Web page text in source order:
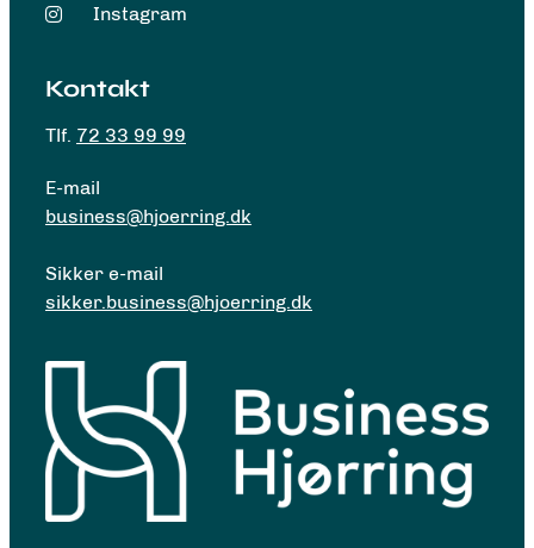
Instagram
Kontakt
Tlf. 72 33 99 99
E-mail
business@hjoerring.dk
Sikker e-mail
sikker.business@hjoerring.dk